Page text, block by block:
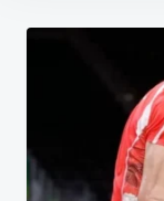
Điều
viết